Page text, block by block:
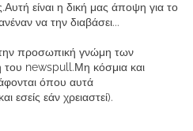
είναι η δική μας άποψη για το
να την διαβάσει...
προσωπική γνώμη των
του newspull.Μη κόσμια και
όπου αυτά
εσείς εάν χρειαστεί).